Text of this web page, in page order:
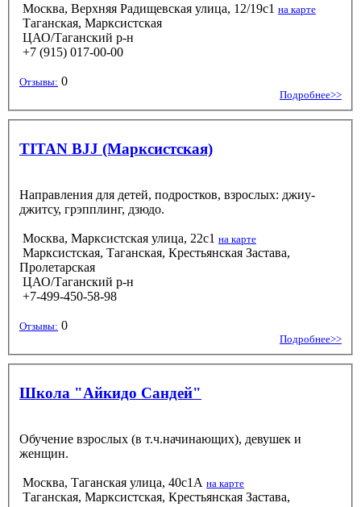
Москва, Верхняя Радищевская улица, 12/19с1 на карте
Таганская, Марксистская
ЦАО/Таганский р-н
+7 (915) 017-00-00
Отзывы: 0
Подробнее>>
TITAN BJJ (Марксистская)
Направления для детей, подростков, взрослых: джиу-
джитсу, грэпплинг, дзюдо.
Москва, Марксистская улица, 22с1 на карте
Марксистская, Таганская, Крестьянская Застава,
Пролетарская
ЦАО/Таганский р-н
+7-499-450-58-98
Отзывы: 0
Подробнее>>
Школа "Айкидо Сандей"
Обучение взрослых (в т.ч.начинающих), девушек и
женщин.
Москва, Таганская улица, 40с1А на карте
Таганская, Марксистская, Крестьянская Застава,